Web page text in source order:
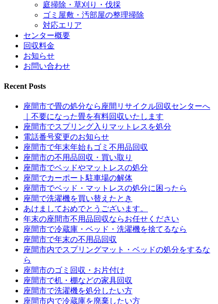
庭掃除・草刈り・伐採
ゴミ屋敷・汚部屋の整理掃除
対応エリア
センター概要
回収料金
お知らせ
お問い合わせ
Recent Posts
座間市で畳の処分なら座間リサイクル回収センターへ
｜不要になった畳を有料回収いたします
座間市でスプリング入りマットレスを処分
電話番号変更のお知らせ
座間市で年末年始もゴミ不用品回収
座間市の不用品回収・買い取り
座間市でベッドやマットレスの処分
座間でカーポート駐車場の解体
座間市でベッド・マットレスの処分に困ったら
座間で洗濯機を買い替えたとき
あけましておめでとうございます。
年末の座間市不用品回収ならお任せください
座間市で冷蔵庫・ベッド・洗濯機を捨てるなら
座間市で年末の不用品回収
座間市内でスプリングマット・ベッドの処分をするな
ら
座間市のゴミ回収・お片付け
座間市で机・棚などの家具回収
座間市で洗濯機を処分したい方
座間市内で冷蔵庫を廃棄したい方